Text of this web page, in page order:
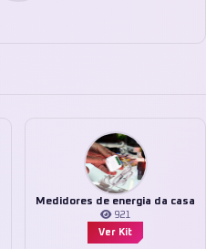
Medidores de energia da casa
921
Ver Kit